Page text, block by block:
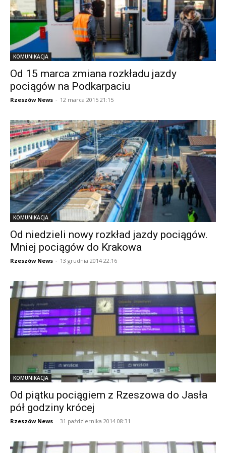
KOMUNIKACJA
Od 15 marca zmiana rozkładu jazdy
pociągów na Podkarpaciu
Rzeszów News - 12 marca 2015 21:15
KOMUNIKACJA
Od niedzieli nowy rozkład jazdy pociągów.
Mniej pociągów do Krakowa
Rzeszów News - 13 grudnia 2014 22:16
KOMUNIKACJA
Od piątku pociągiem z Rzeszowa do Jasła
pół godziny krócej
Rzeszów News - 31 października 2014 08:31